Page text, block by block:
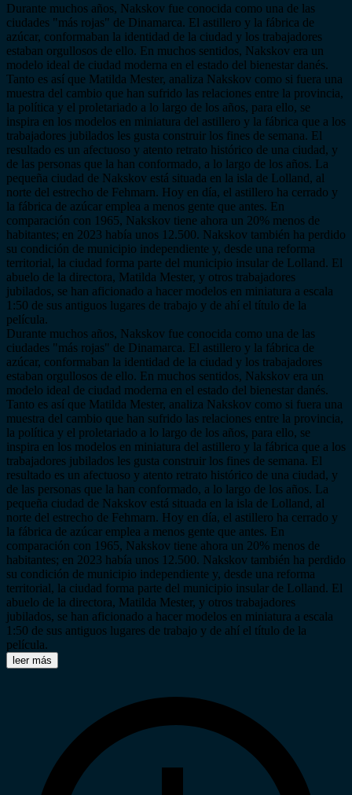
Durante muchos años, Nakskov fue conocida como una de las
ciudades "más rojas" de Dinamarca. El astillero y la fábrica de
azúcar, conformaban la identidad de la ciudad y los trabajadores
estaban orgullosos de ello. En muchos sentidos, Nakskov era un
modelo ideal de ciudad moderna en el estado del bienestar danés.
Tanto es así que Matilda Mester, analiza Nakskov como si fuera una
muestra del cambio que han sufrido las relaciones entre la provincia,
la política y el proletariado a lo largo de los años, para ello, se
inspira en los modelos en miniatura del astillero y la fábrica que a los
trabajadores jubilados les gusta construir los fines de semana. El
resultado es un afectuoso y atento retrato histórico de una ciudad, y
de las personas que la han conformado, a lo largo de los años. La
pequeña ciudad de Nakskov está situada en la isla de Lolland, al
norte del estrecho de Fehmarn. Hoy en día, el astillero ha cerrado y
la fábrica de azúcar emplea a menos gente que antes. En
comparación con 1965, Nakskov tiene ahora un 20% menos de
habitantes; en 2023 había unos 12.500. Nakskov también ha perdido
su condición de municipio independiente y, desde una reforma
territorial, la ciudad forma parte del municipio insular de Lolland. El
abuelo de la directora, Matilda Mester, y otros trabajadores
jubilados, se han aficionado a hacer modelos en miniatura a escala
1:50 de sus antiguos lugares de trabajo y de ahí el título de la
película.
Durante muchos años, Nakskov fue conocida como una de las
ciudades "más rojas" de Dinamarca. El astillero y la fábrica de
azúcar, conformaban la identidad de la ciudad y los trabajadores
estaban orgullosos de ello. En muchos sentidos, Nakskov era un
modelo ideal de ciudad moderna en el estado del bienestar danés.
Tanto es así que Matilda Mester, analiza Nakskov como si fuera una
muestra del cambio que han sufrido las relaciones entre la provincia,
la política y el proletariado a lo largo de los años, para ello, se
inspira en los modelos en miniatura del astillero y la fábrica que a los
trabajadores jubilados les gusta construir los fines de semana. El
resultado es un afectuoso y atento retrato histórico de una ciudad, y
de las personas que la han conformado, a lo largo de los años. La
pequeña ciudad de Nakskov está situada en la isla de Lolland, al
norte del estrecho de Fehmarn. Hoy en día, el astillero ha cerrado y
la fábrica de azúcar emplea a menos gente que antes. En
comparación con 1965, Nakskov tiene ahora un 20% menos de
habitantes; en 2023 había unos 12.500. Nakskov también ha perdido
su condición de municipio independiente y, desde una reforma
territorial, la ciudad forma parte del municipio insular de Lolland. El
abuelo de la directora, Matilda Mester, y otros trabajadores
jubilados, se han aficionado a hacer modelos en miniatura a escala
1:50 de sus antiguos lugares de trabajo y de ahí el título de la
película.
leer más